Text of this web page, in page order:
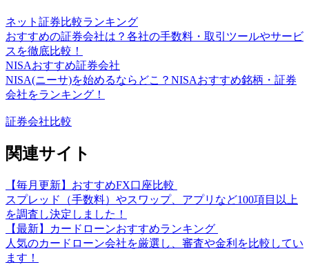
ネット証券比較ランキング
おすすめの証券会社は？各社の手数料・取引ツールやサービ
スを徹底比較！
NISAおすすめ証券会社
NISA(ニーサ)を始めるならどこ？NISAおすすめ銘柄・証券
会社をランキング！
証券会社比較
関連サイト
【毎月更新】おすすめFX口座比較
スプレッド（手数料）やスワップ、アプリなど100項目以上
を調査し決定しました！
【最新】カードローンおすすめランキング
人気のカードローン会社を厳選し、審査や金利を比較してい
ます！